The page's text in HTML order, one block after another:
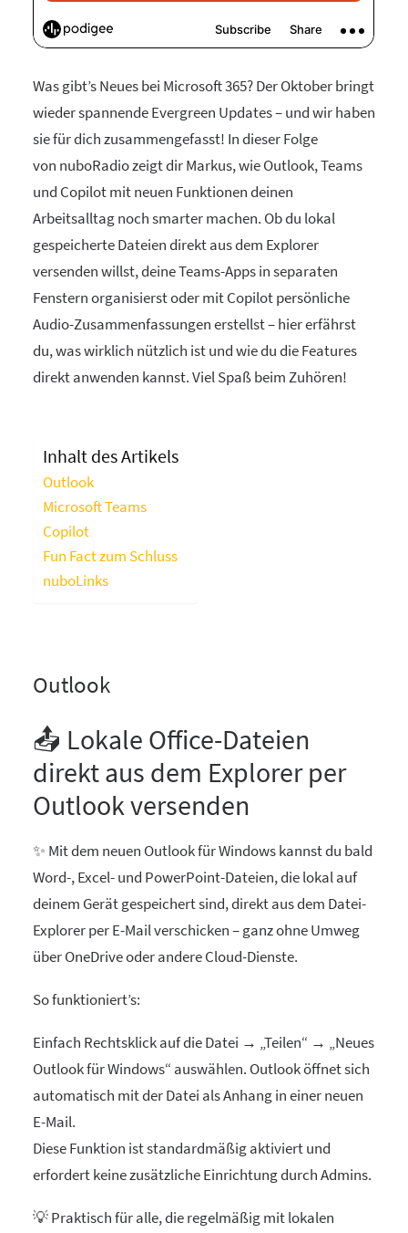
Was gibt’s Neues bei Microsoft 365? Der Oktober bringt
wieder spannende Evergreen Updates – und wir haben
sie für dich zusammengefasst! In dieser Folge
von nuboRadio zeigt dir Markus, wie Outlook, Teams
und Copilot mit neuen Funktionen deinen
Arbeitsalltag noch smarter machen. Ob du lokal
gespeicherte Dateien direkt aus dem Explorer
versenden willst, deine Teams-Apps in separaten
Fenstern organisierst oder mit Copilot persönliche
Audio-Zusammenfassungen erstellst – hier erfährst
du, was wirklich nützlich ist und wie du die Features
direkt anwenden kannst. Viel Spaß beim Zuhören!
Inhalt des Artikels
Outlook
Microsoft Teams
Copilot
Fun Fact zum Schluss
nuboLinks
Outlook
📤 Lokale Office-Dateien
direkt aus dem Explorer per
Outlook versenden
✨ Mit dem neuen Outlook für Windows kannst du bald
Word-, Excel- und PowerPoint-Dateien, die lokal auf
deinem Gerät gespeichert sind, direkt aus dem Datei-
Explorer per E-Mail verschicken – ganz ohne Umweg
über OneDrive oder andere Cloud-Dienste.
So funktioniert’s:
Einfach Rechtsklick auf die Datei → „Teilen“ → „Neues
Outlook für Windows“ auswählen. Outlook öffnet sich
automatisch mit der Datei als Anhang in einer neuen
E-Mail.
Diese Funktion ist standardmäßig aktiviert und
erfordert keine zusätzliche Einrichtung durch Admins.
💡 Praktisch für alle, die regelmäßig mit lokalen